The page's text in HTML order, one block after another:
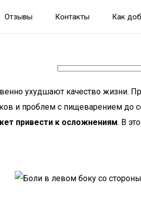
Отзывы Контакты Как
ухудшают качество жизни.
и проблем с пищеварением до
привести к осложнениям. В